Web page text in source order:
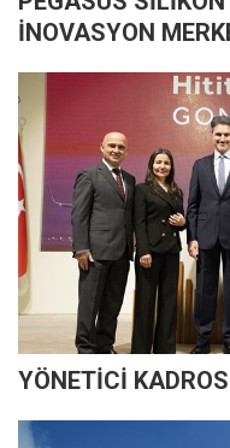
İNOVASYON
YÖNETİCİ